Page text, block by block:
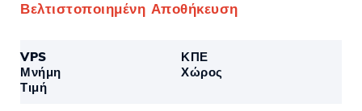
Βελτιστοποιημένη Αποθήκευση
VPS
ΚΠΕ
Μνήμη
Χώρος
Τιμή